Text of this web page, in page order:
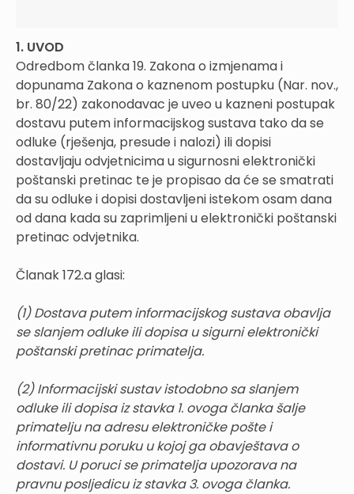
1. UVOD
Odredbom članka 19. Zakona o izmjenama i
dopunama Zakona o kaznenom postupku (Nar. nov.,
br. 80/22) zakonodavac je uveo u kazneni postupak
dostavu putem informacijskog sustava tako da se
odluke (rješenja, presude i nalozi) ili dopisi
dostavljaju odvjetnicima u sigurnosni elektronički
poštanski pretinac te je propisao da će se smatrati
da su odluke i dopisi dostavljeni istekom osam dana
od dana kada su zaprimljeni u elektronički poštanski
pretinac odvjetnika.
Članak 172.a glasi:
(1) Dostava putem informacijskog sustava obavlja
se slanjem odluke ili dopisa u sigurni elektronički
poštanski pretinac primatelja.
(2) Informacijski sustav istodobno sa slanjem
odluke ili dopisa iz stavka 1. ovoga članka šalje
primatelju na adresu elektroničke pošte i
informativnu poruku u kojoj ga obavještava o
dostavi. U poruci se primatelja upozorava na
pravnu posljedicu iz stavka 3. ovoga članka.